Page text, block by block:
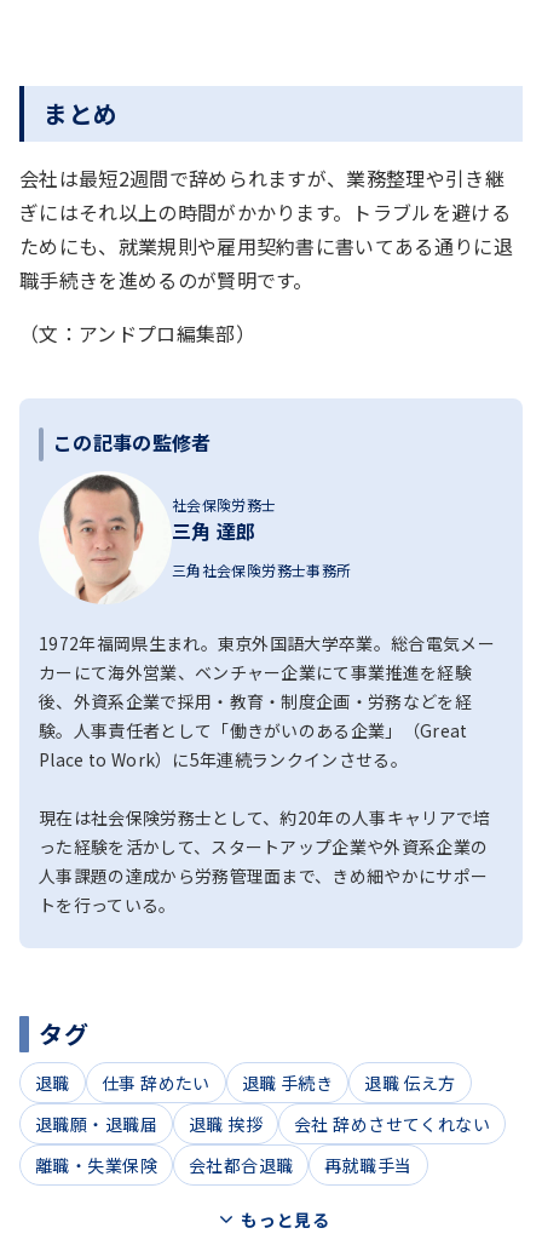
まとめ
会社は最短2週間で辞められますが、業務整理や引き継
ぎにはそれ以上の時間がかかります。トラブルを避ける
ためにも、就業規則や雇用契約書に書いてある通りに退
職手続きを進めるのが賢明です。
（文：アンドプロ編集部）
この記事の監修者
社会保険労務士
三角 達郎
三角社会保険労務士事務所
1972年福岡県生まれ。東京外国語大学卒業。総合電気メー
カーにて海外営業、ベンチャー企業にて事業推進を経験
後、外資系企業で採用・教育・制度企画・労務などを経
験。人事責任者として「働きがいのある企業」（Great
Place to Work）に5年連続ランクインさせる。
現在は社会保険労務士として、約20年の人事キャリアで培
った経験を活かして、スタートアップ企業や外資系企業の
人事課題の達成から労務管理面まで、きめ細やかにサポー
トを行っている。
タグ
退職 仕事 辞めたい 退職 手続き
退職 伝え方
退職願・退職届
退職 挨拶
会社 辞めさせてくれない
離職・失業保険
会社都合退職 再就職手当
もっと見る